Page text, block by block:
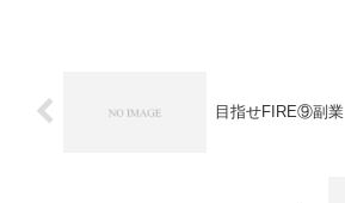
目指せFIRE⑨副業